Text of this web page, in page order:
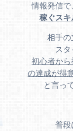
情報発信で
稼ぐスキ
相手の
ス
初心者から
の達成が得
と言っ
普段